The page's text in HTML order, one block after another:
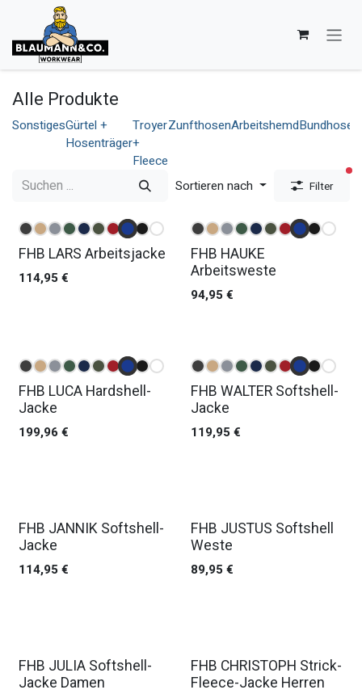
Zum Inhalt springen
Alle Produkte
SonstigesGürtel +
Hosenträger
Troyer
+
Fleece
ZunfthosenArbeitshemdBundhosen
Sortieren nach Filter
FHB LARS Arbeitsjacke
114,95€
FHB HAUKE
Arbeitsweste
94,95€
FHB LUCA Hardshell-
Jacke
199,96€
FHB WALTER Softshell-
Jacke
119,95€
FHB JANNIK Softshell-
Jacke
114,95€
FHB JUSTUS Softshell
Weste
89,95€
FHB JULIA Softshell-
Jacke Damen
FHB CHRISTOPH Strick-
Fleece-Jacke Herren